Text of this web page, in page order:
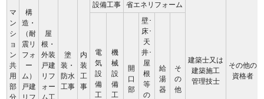
マ
ン
シ
ョ
ン
共
用
部
分
構
造・
（耐
震リ
フォ
ー
ム）
戸建
リフ
屋
根・
外装
戸建
リフ
ォー
ム工
塗
装・
防水
工事
内
装
工
事
設備工事 省エネリフォーム
建築士又は
建築施工
管理技士
その他の
資格者
電
気
設
備
工
機
械
設
備
工
開
口
部
壁･
床･
天
井･
屋
根
等
の
給
湯
器
そ
の
他